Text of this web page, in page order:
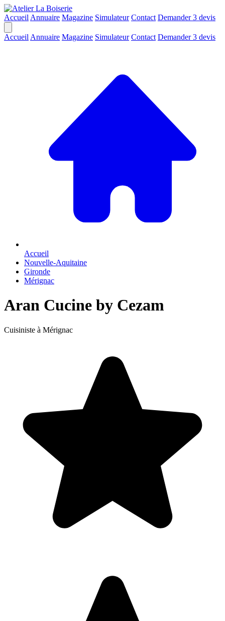
Accueil Annuaire Magazine Simulateur Contact Demander 3 devis
Accueil Annuaire Magazine Simulateur Contact Demander 3 devis
Accueil
Nouvelle-Aquitaine
Gironde
Mérignac
Aran Cucine by Cezam
Cuisiniste à Mérignac